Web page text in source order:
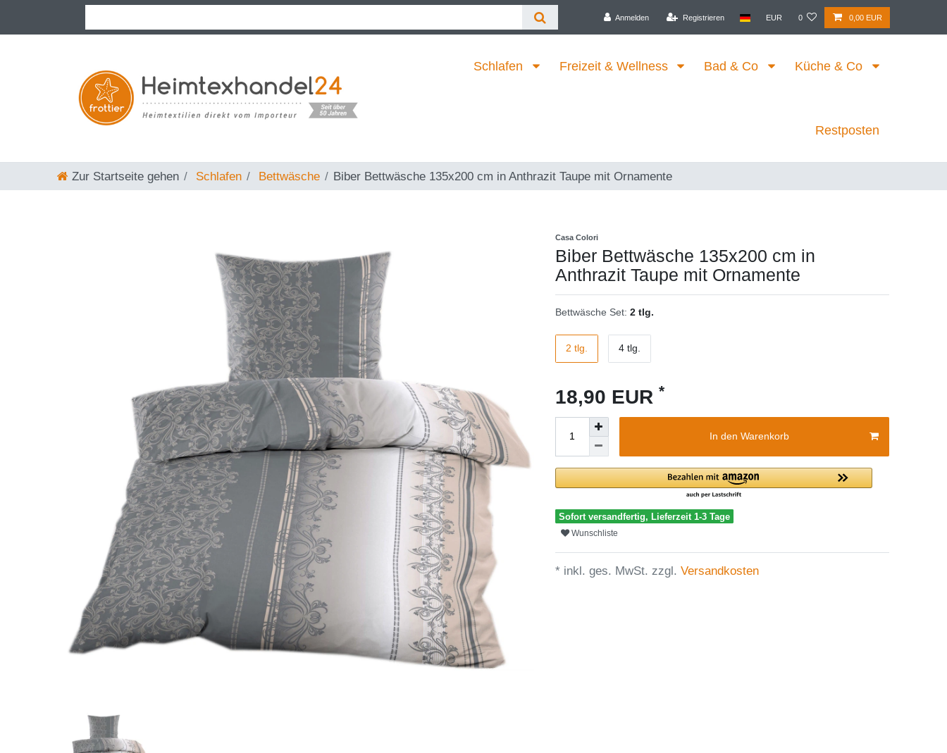
Anmelden Registrieren EUR 0 0,00 EUR
Schlafen Freizeit & Wellness Bad & Co Küche & Co
Restposten
Zur Startseite gehen Schlafen Bettwäsche Biber Bettwäsche 135x200 cm in Anthrazit Taupe mit Ornamente
Casa Colori
Biber Bettwäsche 135x200 cm in
Anthrazit Taupe mit Ornamente
Bettwäsche Set: 2 tlg.
2 tlg. 4 tlg.
18,90 EUR *
In den Warenkorb
Sofort versandfertig, Lieferzeit 1-3 Tage
Wunschliste
* inkl. ges. MwSt. zzgl. Versandkosten